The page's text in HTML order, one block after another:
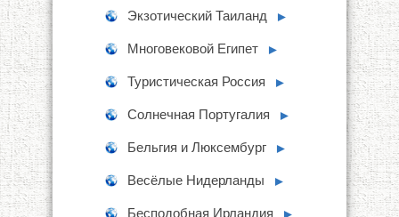
Экзотический Таиланд ►
Многовековой Египет ►
Туристическая Россия ►
Солнечная Португалия ►
Бельгия и Люксембург ►
Весёлые Нидерланды ►
Бесподобная Ирландия ►